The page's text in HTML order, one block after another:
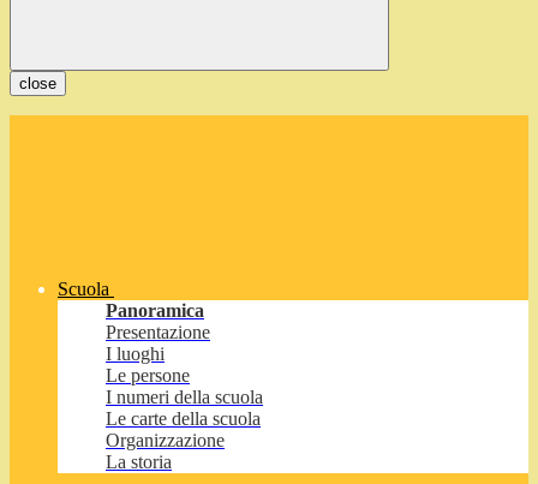
close
Scuola
Panoramica
Presentazione
I luoghi
Le persone
I numeri della scuola
Le carte della scuola
Organizzazione
La storia